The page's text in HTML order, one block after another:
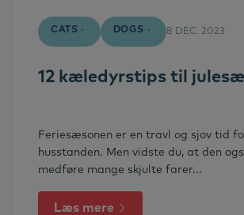
CATS DOGS 8 DEC. 2023
12 kæledyrstips til
Feriesæsonen er en travl og sjov tid
husstanden. Men vidste du, at den
medføre mange skjulte farer...
Læs mere